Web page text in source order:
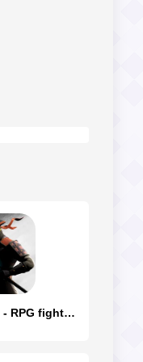
Shadow Fight 3 - RPG fighting